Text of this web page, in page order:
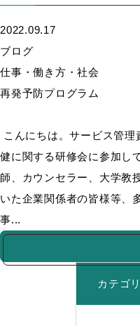
2022.09.17
ブログ
仕事・働き方・社会
再発予防プログラム
こんにちは。サービス管
健に関する研修会に参加し
師、カウンセラー、大学教
いた企業関係者の皆様等、
事...
カテゴ